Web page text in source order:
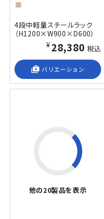
4段中軽量スチールラック
（H1200×W900×D600）
¥28,380 税込
shop_2 バリエーション
他の20製品を表示